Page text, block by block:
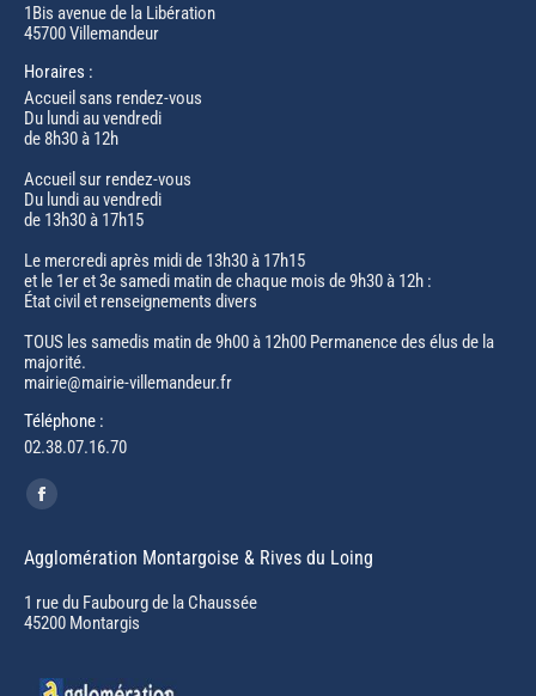
1Bis avenue de la Libération
45700 Villemandeur
Horaires :
Accueil sans rendez-vous
Du lundi au vendredi
de 8h30 à 12h
Accueil sur rendez-vous
Du lundi au vendredi
de 13h30 à 17h15
Le mercredi après midi de 13h30 à 17h15
et le 1er et 3e samedi matin de chaque mois de 9h30 à 12h :
État civil et renseignements divers
TOUS les samedis matin de 9h00 à 12h00 Permanence des élus de la
majorité.
mairie@mairie-villemandeur.fr
Téléphone :
02.38.07.16.70
Trouvez nous sur :
Facebook
opens
in
new
Agglomération Montargoise & Rives du Loing
1 rue du Faubourg de la Chaussée
45200 Montargis